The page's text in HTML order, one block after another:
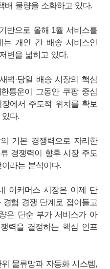
배 물량을 소화하고 있다.
반으로 올해 1월 서비스를
는 개인 간 배송 서비스인
변을 넓히고 있다.
벽·당일 배송 시장의 핵심
통운이 그동안 쿠팡 중심
에서 주도적 위치를 확보
다.
기본 경쟁력으로 자리한
경쟁력이 향후 시장 주도
라는 분석이다.
이커머스 시장은 이제 단
험 경쟁 단계로 접어들고
은 단순 부가 서비스가 아
력을 결정하는 핵심 인프
물류망과 자동화 시스템,